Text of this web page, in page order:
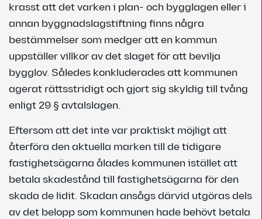
krasst att det varken i plan- och bygglagen eller i
annan byggnadslagstiftning finns några
bestämmelser som medger att en kommun
uppställer villkor av det slaget för att bevilja
bygglov. Således konkluderades att kommunen
agerat rättsstridigt och gjort sig skyldig till tvång
enligt 29 § avtalslagen.
Eftersom att det inte var praktiskt möjligt att
återföra den aktuella marken till de tidigare
fastighetsägarna ålades kommunen istället att
betala skadestånd till fastighetsägarna för den
skada de lidit. Skadan ansågs därvid utgöras dels
av det belopp som kommunen hade behövt betala